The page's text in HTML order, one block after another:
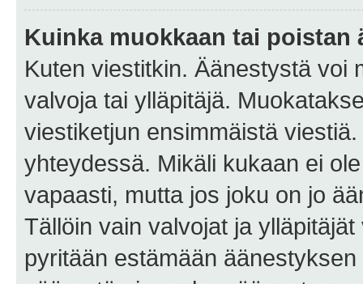
Kuinka muokkaan tai poistan
Kuten viestitkin. Äänestystä voi
valvoja tai ylläpitäjä.
viestiketjun ensimmäistä
yhteydessä. Mikäli kukaan ei
vapaasti, mutta jos joku on jo
Tällöin vain valvojat ja
pyritään estämään